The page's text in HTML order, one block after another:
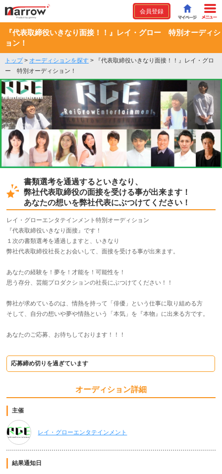
会員登録
『代表取締役いきなり面接！！』レイ・グロー 特別オーディシ
ョン！
トップ> オーディションを探す >
『代表取締役いきなり面接！！』レイ・グロ
ー 特別オーディション！
書類選考を通過するといきなり、
弊社代表取締役の面接を受ける事が出来ます！
あなたの想いを弊社代表にぶつけてください！
レイ・グローエンタテインメント特別オーディション
『代表取締役いきなり面接』です！
１次の書類選考を通過しますと、いきなり
弊社代表取締役社長とお会いして、面接を受ける事が出来ます。
あなたの経験を！夢を！才能を！可能性を！
思う存分、芸能プロダクションの社長にぶつけてください！！
弊社が求めているのは、情熱を持って「俳優」という仕事に取り組める方
そして、自分の想いや夢や情熱という「本気」を『本物』に出来る方です。
あなたのご応募、お待ちしております！！！
応募締め切りを過ぎています
オーディション詳細
主催
レイ・グローエンタテインメント
結果通知日